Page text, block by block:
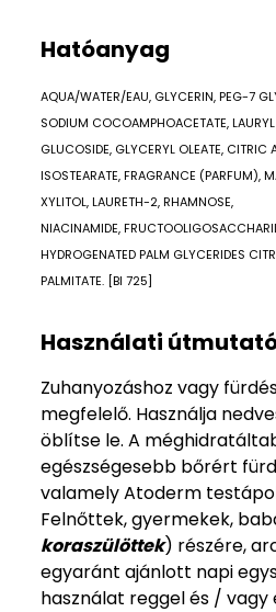
Hatóanyag
AQUA/WATER/EAU, GLYCERIN, PEG-7
SODIUM COCOAMPHOACETATE,
GLUCOSIDE, GLYCERYL OLEATE,
ISOSTEARATE, FRAGRANCE (PARFUM),
XYLITOL, LAURETH-2, RHAMNOSE,
NIACINAMIDE,
HYDROGENATED PALM GLYCERIDES
PALMITATE. [BI 725]
Használati
Zuhanyozáshoz vagy
megfelelő. Használja
öblítse le. A
egészségesebb bőrért
valamely Atoderm
Felnőttek, gyermekek,
koraszülöttek) részére,
egyaránt ajánlott napi
használat reggel